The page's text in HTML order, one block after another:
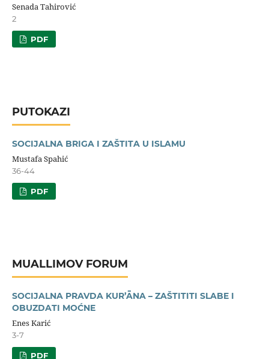
Senada Tahirović
2
PDF
PUTOKAZI
SOCIJALNA BRIGA I ZAŠTITA U ISLAMU
Mustafa Spahić
36-44
PDF
MUALLIMOV FORUM
SOCIJALNA PRAVDA KUR’ĀNA – ZAŠTITITI SLABE I
OBUZDATI MOĆNE
Enes Karić
3-7
PDF